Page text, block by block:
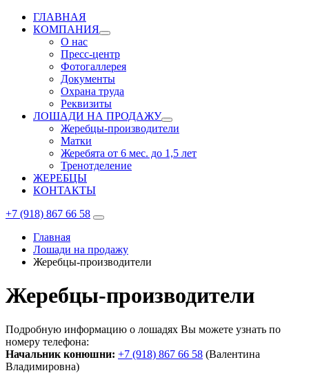
ГЛАВНАЯ
КОМПАНИЯ
О нас
Пресс-центр
Фотогаллерея
Документы
Охрана труда
Реквизиты
ЛОШАДИ НА ПРОДАЖУ
Жеребцы-производители
Матки
Жеребята от 6 мес. до 1,5 лет
Тренотделение
ЖЕРЕБЦЫ
КОНТАКТЫ
+7 (918) 867 66 58
Главная
Лошади на продажу
Жеребцы-производители
Жеребцы-производители
Подробную информацию о лошадях Вы можете узнать по
номеру телефона:
Начальник конюшни: +7 (918) 867 66 58 (Валентина
Владимировна)